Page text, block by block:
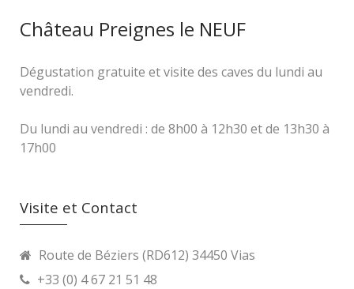
Château Preignes le NEUF
Dégustation gratuite et visite des caves du lundi au
vendredi.
Du lundi au vendredi : de 8h00 à 12h30 et de 13h30 à
17h00
Visite et Contact
Route de Béziers (RD612) 34450 Vias
+33 (0) 4 67 21 51 48